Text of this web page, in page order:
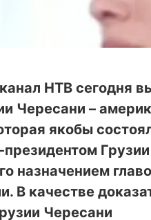
НТВ сегодня
Чересани –
якобы
Грузии
назначением
В качестве
Чересани